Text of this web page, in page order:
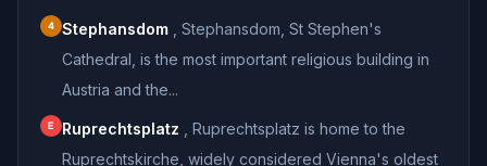
4 Stephansdom
Stephansdom, St Stephen's
Cathedral, is the most important religious building in
Austria and the...
E Ruprechtsplatz
Ruprechtsplatz is home to the
Ruprechtskirche, widely considered Vienna's oldest